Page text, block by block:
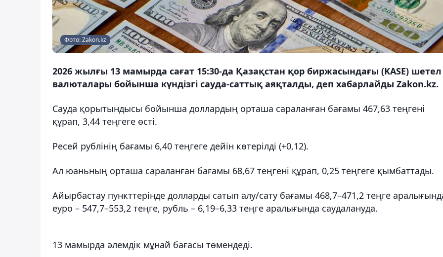
Фото: Zakon.kz
2026 жылғы 13 мамырда сағат 15:30-да Қазақстан қор биржасындағы (KASE) шетел
валюталары бойынша күндізгі сауда-саттық аяқталды, деп хабарлайды Zakon.kz.
Сауда қорытындысы бойынша доллардың орташа сараланған бағамы 467,63 теңгені
құрап, 3,44 теңгеге өсті.
Ресей рублінің бағамы 6,40 теңгеге дейін көтерілді (+0,12).
Ал юаньның орташа сараланған бағамы 68,67 теңгені құрап, 0,25 теңгеге қымбаттады.
Айырбастау пункттерінде долларды сатып алу/сату бағамы 468,7–471,2 теңге
еуро – 547,7–553,2 теңге, рубль – 6,19–6,33 теңге аралығында саудалануда.
13 мамырда әлемдік мұнай бағасы төмендеді.